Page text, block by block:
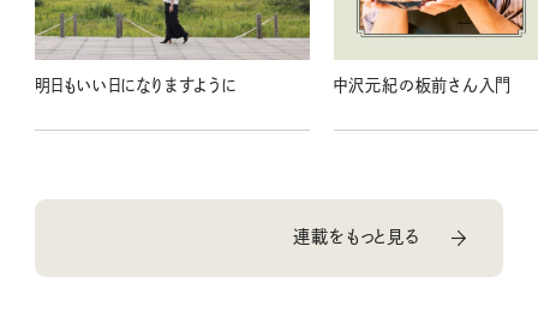
明日もいい日になりますように 中沢元紀の板前さん入門
連載をもっと見る